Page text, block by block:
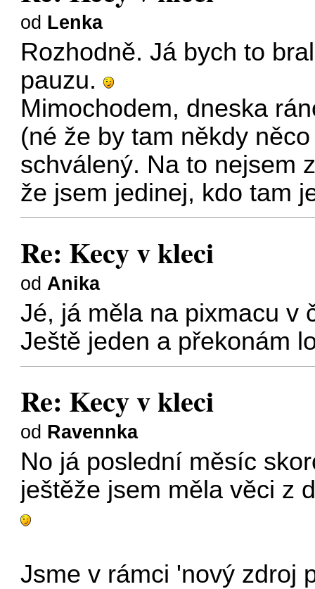
od Lenka
Rozhodně. Já bych to
pauzu.
Mimochodem, dneska
(né že by tam někdy
schválený. Na to nejsem
že jsem jedinej, kdo tam
Re: Kecy v kleci
od Anika
Jé, já měla na pixmacu v
Ještě jeden a překonám
Re: Kecy v kleci
od Ravennka
No já poslední měsíc
ještěže jsem měla věci z
Jsme v rámci 'nový zdroj